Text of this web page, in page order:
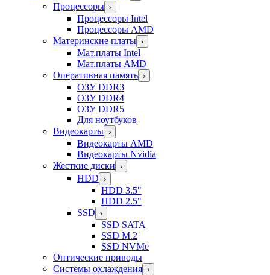
Процессоры ›
Процессоры Intel
Процессоры AMD
Материнские платы ›
Мат.платы Intel
Мат.платы AMD
Оперативная память ›
ОЗУ DDR3
ОЗУ DDR4
ОЗУ DDR5
Для ноутбуков
Видеокарты ›
Видеокарты AMD
Видеокарты Nvidia
Жесткие диски ›
HDD ›
HDD 3.5"
HDD 2.5"
SSD ›
SSD SATA
SSD M.2
SSD NVMe
Оптические приводы
Системы охлаждения ›